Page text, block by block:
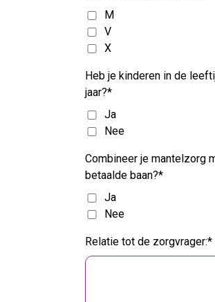
M
V
X
Heb je kinderen in de
jaar?
Ja
Nee
Combineer je mantelzorg
betaalde baan?
Ja
Nee
Relatie tot de zorgvrager: